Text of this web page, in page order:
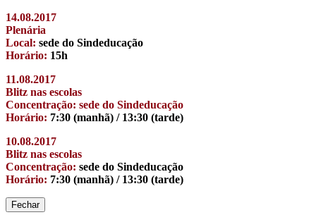
14.08.2017
Plenária
Local: sede do Sindeducação
Horário: 15h
11.08.2017
Blitz nas escolas
Concentração: sede do Sindeducação
Horário: 7:30 (manhã) / 13:30 (tarde)
10.08.2017
Blitz nas escolas
Concentração: sede do Sindeducação
Horário: 7:30 (manhã) / 13:30 (tarde)
Fechar